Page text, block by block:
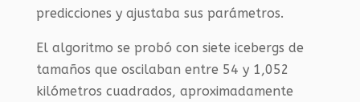
predicciones y ajustaba sus parámetros.
El algoritmo se probó con siete icebergs de
tamaños que oscilaban entre 54 y 1,052
kilómetros cuadrados, aproximadamente